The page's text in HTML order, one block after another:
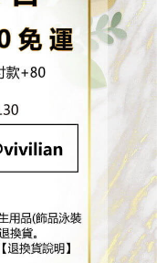
損失，本公司不負相關責
號之用戶狀況，依本公司即
情形，本公司將視審查結果
。若發現惡意使用之情形，
額度並採取法律行動。